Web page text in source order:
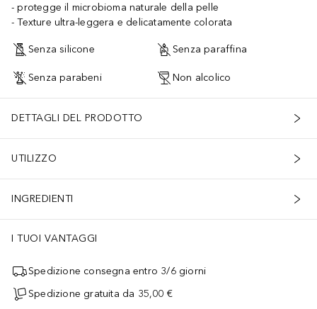
protegge il microbioma naturale della pelle
Texture ultra-leggera e delicatamente colorata
Senza silicone Senza paraffina
Senza parabeni Non alcolico
DETTAGLI DEL PRODOTTO
UTILIZZO
INGREDIENTI
I TUOI VANTAGGI
Spedizione consegna entro 3/6 giorni
Spedizione gratuita da 35,00 €